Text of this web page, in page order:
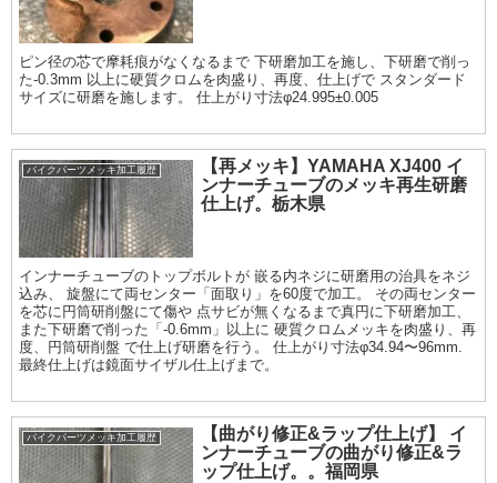
ピン径の芯で摩耗痕がなくなるまで 下研磨加工を施し、下研磨で削っ
た-0.3mm 以上に硬質クロムを肉盛り、再度、仕上げで スタンダード
サイズに研磨を施します。 仕上がり寸法φ24.995±0.005
バイクパーツメッキ加工履歴
【再メッキ】YAMAHA XJ400 イ
ンナーチューブのメッキ再生研磨
仕上げ。栃木県
インナーチューブのトップボルトが 嵌る内ネジに研磨用の治具をネジ
込み、 旋盤にて両センター「面取り」を60度で加工。 その両センター
を芯に円筒研削盤にて傷や 点サビが無くなるまで真円に下研磨加工、
また下研磨で削った「-0.6mm」以上に 硬質クロムメッキを肉盛り、再
度、円筒研削盤 で仕上げ研磨を行う。 仕上がり寸法φ34.94〜96mm.
最終仕上げは鏡面サイザル仕上げまで。
バイクパーツメッキ加工履歴
【曲がり修正&ラップ仕上げ】 イ
ンナーチューブの曲がり修正&ラ
ップ仕上げ。。福岡県